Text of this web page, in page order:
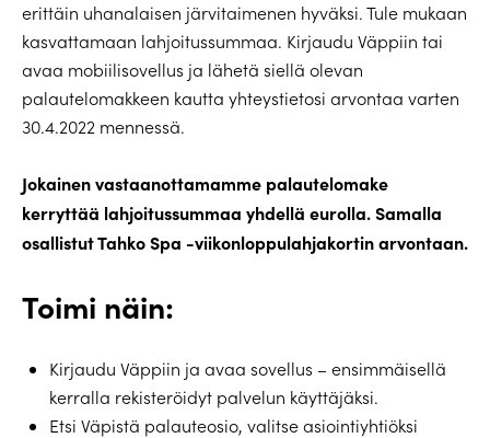
erittäin uhanalaisen järvitaimenen hyväksi. Tule mukaan
kasvattamaan lahjoitussummaa. Kirjaudu Väppiin tai
avaa mobiilisovellus ja lähetä siellä olevan
palautelomakkeen kautta yhteystietosi arvontaa varten
30.4.2022 mennessä.
Jokainen vastaanottamamme palautelomake
kerryttää lahjoitussummaa yhdellä eurolla. Samalla
osallistut Tahko Spa -viikonloppulahjakortin arvontaan.
Toimi näin:
Kirjaudu Väppiin ja avaa sovellus – ensimmäisellä
kerralla rekisteröidyt palvelun käyttäjäksi.
Etsi Väpistä palauteosio, valitse asiointiyhtiöksi